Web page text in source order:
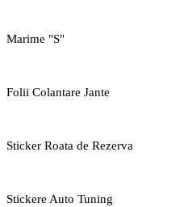
Marime "S"
Folii Colantare Jante
Sticker Roata de Rezerva
Stickere Auto Tuning